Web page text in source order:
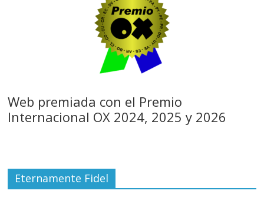
Web premiada con el Premio
Internacional OX 2024, 2025 y 2026
Eternamente Fidel